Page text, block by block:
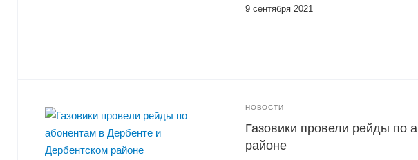
9 сентября 2021
НОВОСТИ
Газовики провели рейды по
районе